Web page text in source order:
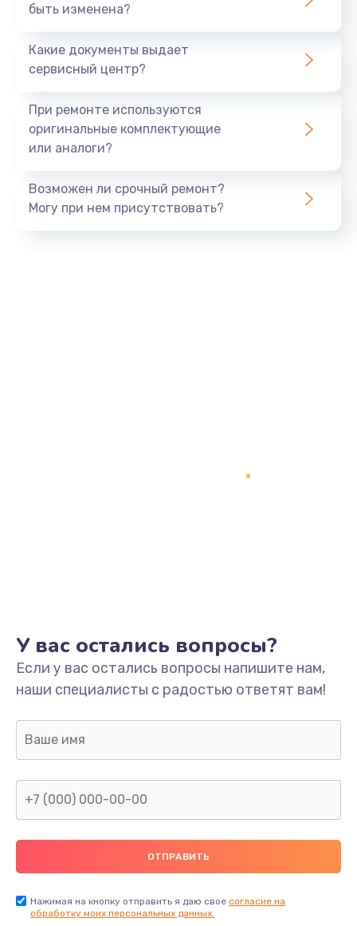
Восстановление данных
Заказать
1060 руб.
995 руб.
Заказать
Замена шлейфа матрицы
2600 руб.
Замена видеочипа
быть изменена?
Какие документы выдает
сервисный центр?
При ремонте используются
оригинальные комплектующие
или аналоги?
Возможен ли срочный ремонт?
Могу при нем присутствовать?
У вас остались вопросы?
Если у вас остались вопросы напишите нам,
наши специалисты с радостью ответят вам!
Нажимая на кнопку отправить я даю свое согласие на
обработку моих персональных данных.